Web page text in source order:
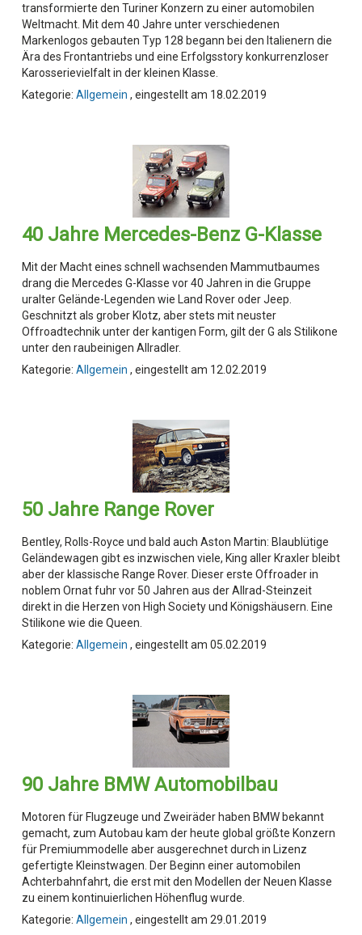
transformierte den Turiner Konzern zu einer automobilen
Weltmacht. Mit dem 40 Jahre unter verschiedenen
Markenlogos gebauten Typ 128 begann bei den Italienern die
Ära des Frontantriebs und eine Erfolgsstory konkurrenzloser
Karosserievielfalt in der kleinen Klasse.
Kategorie: Allgemein , eingestellt am 18.02.2019
40 Jahre Mercedes-Benz G-Klasse
Mit der Macht eines schnell wachsenden Mammutbaumes
drang die Mercedes G-Klasse vor 40 Jahren in die Gruppe
uralter Gelände-Legenden wie Land Rover oder Jeep.
Geschnitzt als grober Klotz, aber stets mit neuster
Offroadtechnik unter der kantigen Form, gilt der G als Stilikone
unter den raubeinigen Allradler.
Kategorie: Allgemein , eingestellt am 12.02.2019
50 Jahre Range Rover
Bentley, Rolls-Royce und bald auch Aston Martin: Blaublütige
Geländewagen gibt es inzwischen viele, King aller Kraxler bleibt
aber der klassische Range Rover. Dieser erste Offroader in
noblem Ornat fuhr vor 50 Jahren aus der Allrad-Steinzeit
direkt in die Herzen von High Society und Königshäusern. Eine
Stilikone wie die Queen.
Kategorie: Allgemein , eingestellt am 05.02.2019
90 Jahre BMW Automobilbau
Motoren für Flugzeuge und Zweiräder haben BMW bekannt
gemacht, zum Autobau kam der heute global größte Konzern
für Premiummodelle aber ausgerechnet durch in Lizenz
gefertigte Kleinstwagen. Der Beginn einer automobilen
Achterbahnfahrt, die erst mit den Modellen der Neuen Klasse
zu einem kontinuierlichen Höhenflug wurde.
Kategorie: Allgemein , eingestellt am 29.01.2019